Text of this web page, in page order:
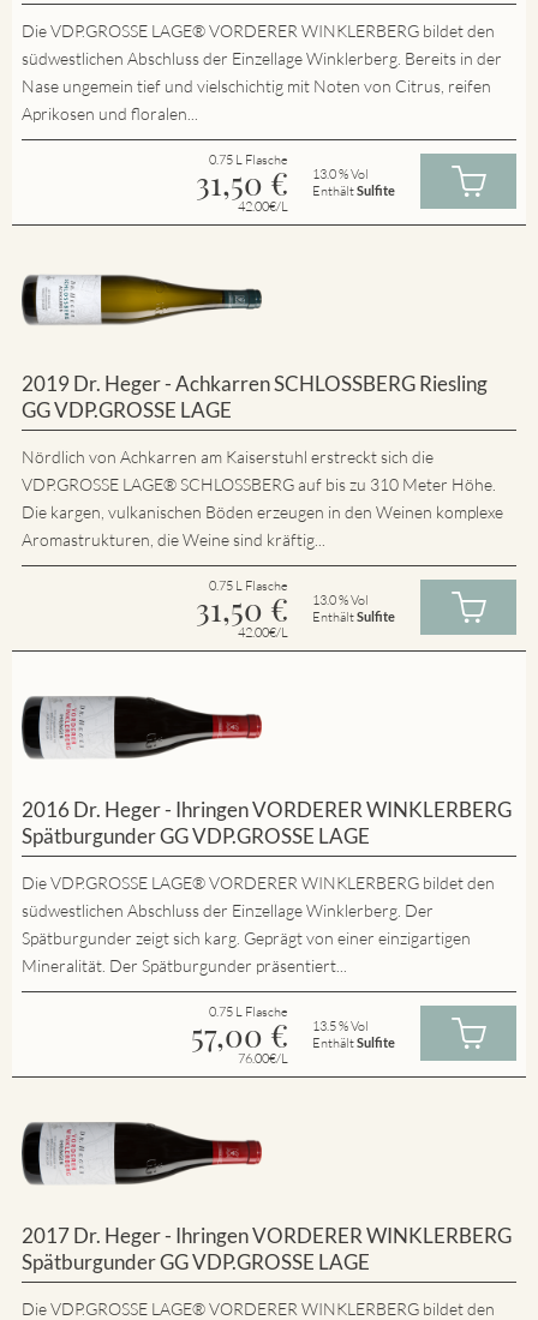
Die VDP.GROSSE LAGE® VORDERER WINKLERBERG bildet den
südwestlichen Abschluss der Einzellage Winklerberg. Bereits in der
Nase ungemein tief und vielschichtig mit Noten von Citrus, reifen
Aprikosen und floralen...
0.75 L Flasche
31,50 €
42.00€/L
13.0 % Vol
EnthältSulfite
2019 Dr. Heger - Achkarren SCHLOSSBERG Riesling
GG VDP.GROSSE LAGE
Nördlich von Achkarren am Kaiserstuhl erstreckt sich die
VDP.GROSSE LAGE® SCHLOSSBERG auf bis zu 310 Meter Höhe.
Die kargen, vulkanischen Böden erzeugen in den Weinen komplexe
Aromastrukturen, die Weine sind kräftig...
0.75 L Flasche
31,50 €
42.00€/L
13.0 % Vol
EnthältSulfite
2016 Dr. Heger - Ihringen VORDERER WINKLERBERG
Spätburgunder GG VDP.GROSSE LAGE
Die VDP.GROSSE LAGE® VORDERER WINKLERBERG bildet den
südwestlichen Abschluss der Einzellage Winklerberg. Der
Spätburgunder zeigt sich karg. Geprägt von einer einzigartigen
Mineralität. Der Spätburgunder präsentiert...
0.75 L Flasche
57,00 €
76.00€/L
13.5 % Vol
EnthältSulfite
2017 Dr. Heger - Ihringen VORDERER WINKLERBERG
Spätburgunder GG VDP.GROSSE LAGE
Die VDP.GROSSE LAGE® VORDERER WINKLERBERG bildet den